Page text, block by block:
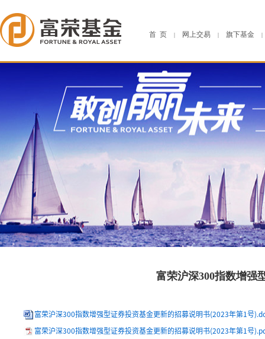
首 页 | 网上交易 | 旗下基金 |
富荣沪深300指数增强
富荣沪深300指数增强型证券投资基金更新的招募说明书(2023年第1号
富荣沪深300指数增强型证券投资基金更新的招募说明书(2023年第1号